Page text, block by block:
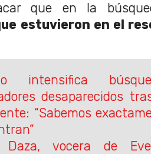
que en la
estuvieron en el
intensifica
desaparecidos
“Sabemos
Daza, vocera de